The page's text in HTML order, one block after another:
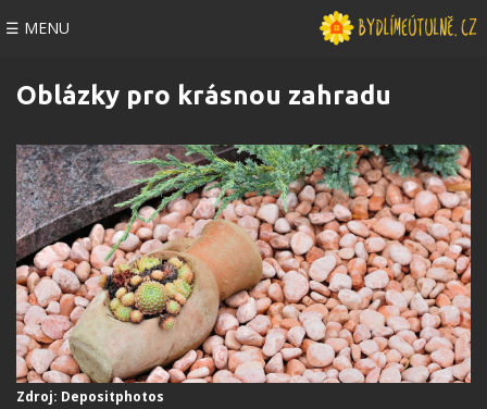
☰ MENU
Oblázky pro krásnou zahradu
Zdroj: Depositphotos